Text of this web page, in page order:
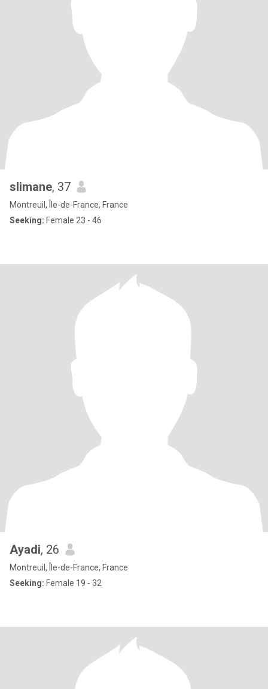
slimane, 37
Montreuil, Île-de-France, France
Seeking: Female 23 - 46
Ayadi, 26
Montreuil, Île-de-France, France
Seeking: Female 19 - 32